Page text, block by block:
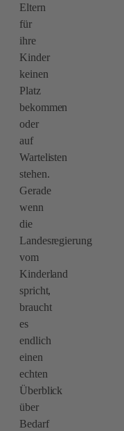
Eltern
für
ihre
Kinder
keinen
Platz
bekommen
oder
auf
Wartelisten
stehen.
Gerade
wenn
die
Landesregierung
vom
Kinderland
spricht,
braucht
es
endlich
einen
echten
Überblick
über
Bedarf